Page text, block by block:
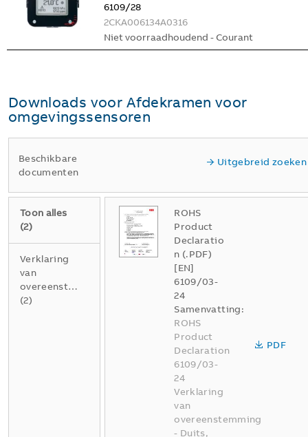
6109/28
2CKA006134A0316
Niet voorraadhoudend - Courant
Downloads voor Afdekramen voor
omgevingssensoren
Beschikbare
documenten
Uitgebreid zoeken
Toon alles
(2)
Verklaring
van
overeenstemming
(2)
ROHS
Product
Declaratio
n (.PDF)
[EN]
6109/03-
24
Samenvatting:
ROHS
Product
Declaration
6109/03-
24
Verklaring
van
overeenstemming
- Duits,
PDF